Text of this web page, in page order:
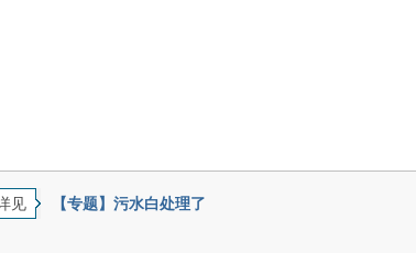
见 【专题】污水白处理了